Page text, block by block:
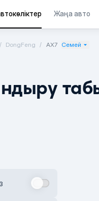
Жаңа авто
DongFeng AX7 Семей